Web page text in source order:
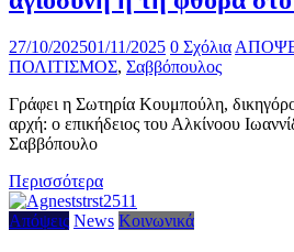
27/10/202501/11/2025 0 Σχόλια
ΠΟΛΙΤΙΣΜΟΣ, Σαββόπουλος
Γράφει η Σωτηρία Κουμπούλη,
αρχή: ο επικήδειος του Αλκίνοου
Σαββόπουλο
Περισσότερα
Απόψεις News Κοινωνικά